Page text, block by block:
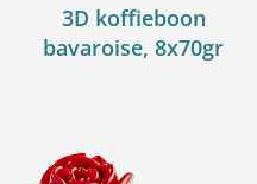
3D koffieboon
bavaroise, 8x70gr